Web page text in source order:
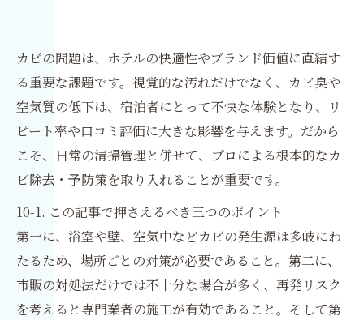
カビの問題は、ホテルの快適性やブランド価値に直結す
る重要な課題です。視覚的な汚れだけでなく、カビ臭や
空気質の低下は、宿泊者にとって不快な体験となり、リ
ピート率や口コミ評価に大きな影響を与えます。だから
こそ、日常の清掃管理と併せて、プロによる根本的なカ
ビ除去・予防策を取り入れることが重要です。
10-1. この記事で押さえるべき三つのポイント
第一に、浴室や壁、空気中などカビの発生源は多岐にわ
たるため、場所ごとの対策が必要であること。第二に、
市販の対処法だけでは不十分な場合が多く、再発リスク
を考えると専門業者の施工が有効であること。そして第